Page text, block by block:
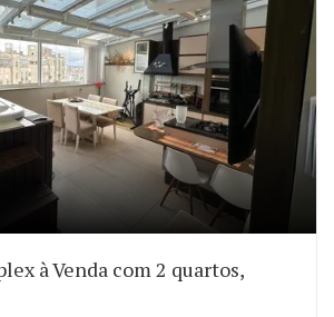
à Venda com 2 quartos,